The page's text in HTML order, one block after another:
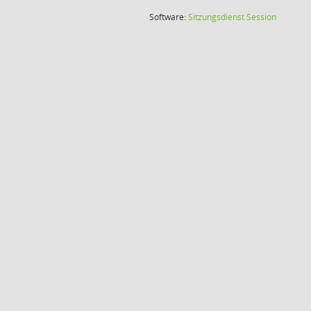
Software:SitzungsdienstSession(Wird in